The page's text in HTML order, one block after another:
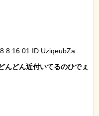
8:16:01 ID:UziqeubZa
んどん近付いてるのひでぇ